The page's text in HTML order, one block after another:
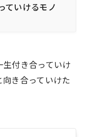
ていけるモノ
付き合っていけ
き合っていけた